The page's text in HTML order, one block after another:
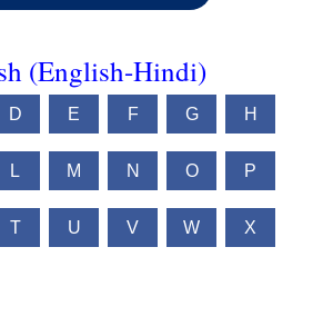
(English-Hindi)
D E F G H
L M N O P
T U V W X